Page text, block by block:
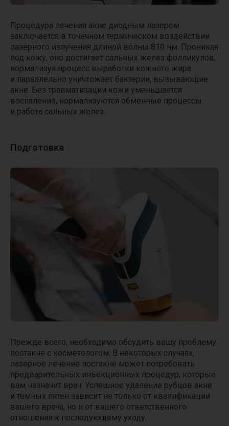
Процедура лечения акне диодным лазером
заключается в точечном термическом воздействии
лазерного излучения длиной волны 810 нм. Проникая
под кожу, оно достигает сальных желез фолликулов,
нормализуя процесс выработки кожного жира
и параллельно уничтожает бактерии, вызывающие
акне. Без травматизации кожи уменьшается
воспаление, нормализуются обменные процессы
и работа сальных желез.
Подготовка
Прежде всего, необходимо обсудить вашу проблему
постакне с косметологом. В некоторых случаях,
лазерное лечение постакне может потребовать
предварительных инъекционных процедур, которые
вам назначит врач. Успешное удаление рубцов акне
и темных пятен зависит не только от квалификации
вашего врача, но и от вашего ответственного
отношения к последующему уходу.